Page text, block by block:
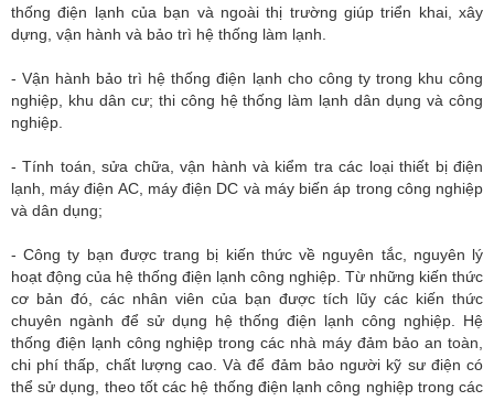
thống điện lạnh của bạn và ngoài thị trường giúp triển khai, xây
dựng, vận hành và bảo trì hệ thống làm lạnh.
- Vận hành bảo trì hệ thống điện lạnh cho công ty trong khu công
nghiệp, khu dân cư; thi công hệ thống làm lạnh dân dụng và công
nghiệp.
- Tính toán, sửa chữa, vận hành và kiểm tra các loại thiết bị điện
lạnh, máy điện AC, máy điện DC và máy biến áp trong công nghiệp
và dân dụng;
- Công ty bạn được trang bị kiến thức về nguyên tắc, nguyên lý
hoạt động của hệ thống điện lạnh công nghiệp. Từ những kiến thức
cơ bản đó, các nhân viên của bạn được tích lũy các kiến thức
chuyên ngành để sử dụng hệ thống điện lạnh công nghiệp. Hệ
thống điện lạnh công nghiệp trong các nhà máy đảm bảo an toàn,
chi phí thấp, chất lượng cao. Và để đảm bảo người kỹ sư điện có
thể sử dụng, theo tốt các hệ thống điện lạnh công nghiệp trong các